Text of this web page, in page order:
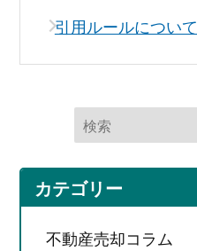
引用ルールについて
カテゴリー
不動産売却コラム